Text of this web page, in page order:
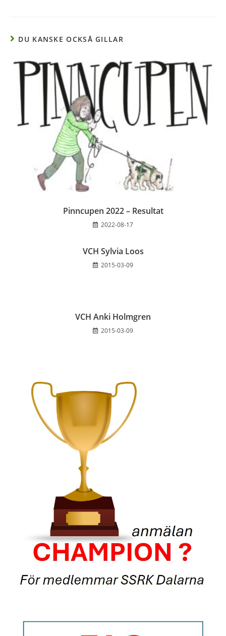
DU KANSKE OCKSÅ GILLAR
Pinncupen 2022 – Resultat
2022-08-17
VCH Sylvia Loos
2015-03-09
VCH Anki Holmgren
2015-03-09